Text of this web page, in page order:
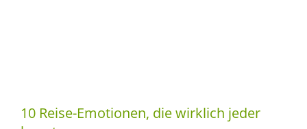
10 Reise-Emotionen, die wirklich jeder